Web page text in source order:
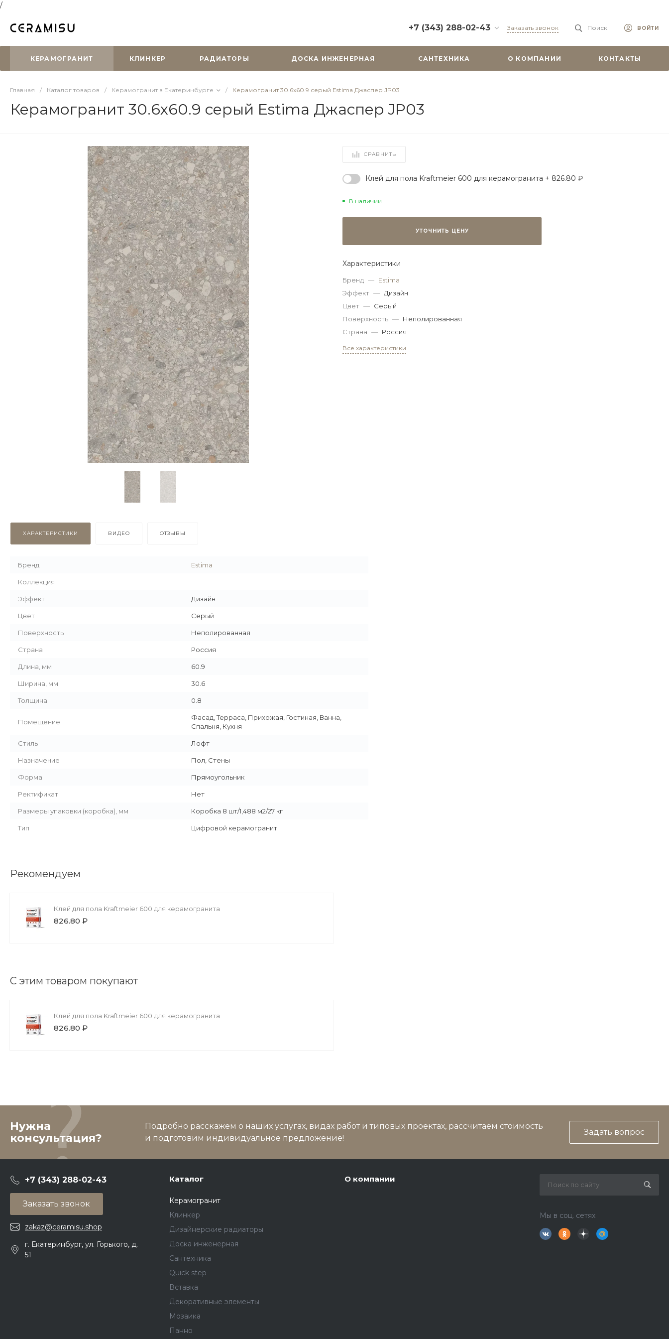
/
+7 (343) 288-02-43
г. Екатеринбург, ул.
Горького, д. 51
+7 (343) 319-08-18
Заказать звонок Поиск ВОЙТИ
КЕРАМОГРАНИТ КЛИНКЕР РАДИАТОРЫ ДОСКА ИНЖЕНЕРНАЯ САНТЕХНИКА О КОМПАНИИ КОНТАКТЫ
Главная / Каталог товаров / Керамогранит в Екатеринбурге / Керамогранит 30.6x60.9 серый Estima Джаспер JP03
Керамогранит 30.6x60.9 серый Estima Джаспер JP03
СРАВНИТЬ
Клей для пола Kraftmeier 600 для керамогранита + 826.80 ₽
В наличии
УТОЧНИТЬ ЦЕНУ
Характеристики
Бренд — Estima
Эффект — Дизайн
Цвет — Серый
Поверхность — Неполированная
Страна — Россия
Все характеристики
ХАРАКТЕРИСТИКИ ВИДЕО ОТЗЫВЫ
Бренд Estima
Коллекция
Эффект Дизайн
Цвет Серый
Поверхность Неполированная
Страна Россия
Длина, мм 60.9
Ширина, мм 30.6
Толщина 0.8
Помещение
Фасад, Терраса, Прихожая, Гостиная, Ванна,
Спальня, Кухня
Стиль Лофт
Назначение Пол, Стены
Форма Прямоугольник
Ректификат Нет
Размеры упаковки (коробка), мм Коробка 8 шт/1,488 м2/27 кг
Тип Цифровой керамогранит
Рекомендуем
Клей для пола Kraftmeier 600 для керамогранита
826.80 ₽
С этим товаром покупают
Клей для пола Kraftmeier 600 для керамогранита
826.80 ₽
Нужна
консультация?
Подробно расскажем о наших услугах, видах работ и типовых проектах, рассчитаем стоимость
и подготовим индивидуальное предложение!
Задать вопрос
+7 (343) 288-02-43
Заказать звонок
zakaz@ceramisu.shop
г. Екатеринбург, ул. Горького, д.
51
Каталог
Керамогранит
Клинкер
Дизайнерские радиаторы
Доска инженерная
Сантехника
Quick step
Вставка
Декоративные элементы
Мозаика
Панно
О компании
Мы в соц. сетях